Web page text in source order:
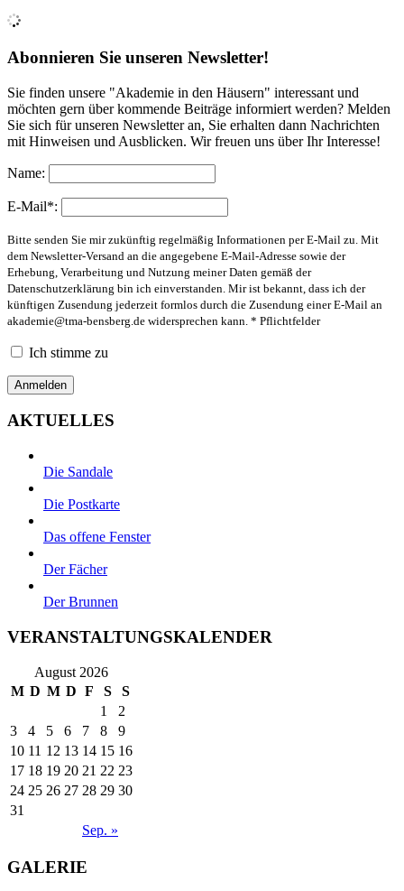
Abonnieren Sie unseren Newsletter!
Sie finden unsere "Akademie in den Häusern" interessant und
möchten gern über kommende Beiträge informiert werden? Melden
Sie sich für unseren Newsletter an, Sie erhalten dann Nachrichten
mit Hinweisen und Ausblicken. Wir freuen uns über Ihr Interesse!
Name:
E-Mail*:
Bitte senden Sie mir zukünftig regelmäßig Informationen per E-Mail zu. Mit
dem Newsletter-Versand an die angegebene E-Mail-Adresse sowie der
Erhebung, Verarbeitung und Nutzung meiner Daten gemäß der
Datenschutzerklärung bin ich einverstanden. Mir ist bekannt, dass ich der
künftigen Zusendung jederzeit formlos durch die Zusendung einer E-Mail an
akademie@tma-bensberg.de widersprechen kann. * Pflichtfelder
Ich stimme zu
AKTUELLES
Die Sandale
Die Postkarte
Das offene Fenster
Der Fächer
Der Brunnen
VERANSTALTUNGSKALENDER
August 2026
M D M D F S S
Sep. »
1
2
3
4 5 6 7 8
9
10 11 12 13 14 15 16
17 18 19 20 21 22 23
24 25 26 27 28 29 30
31
GALERIE